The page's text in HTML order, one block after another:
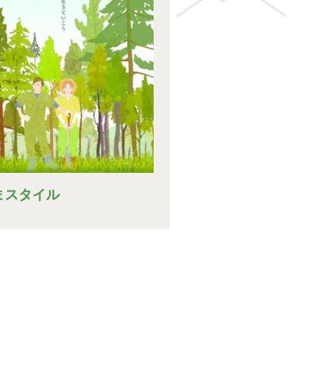
スタイル